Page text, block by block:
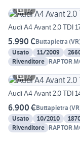
12
Audi A4 Avant 2.0 TDI
5.990 €Buttapietra (VR
Usato
11/2009
Rivenditore RAPTOR
12
Audi A4 Avant 2.0 TDI
6.900 €Buttapietra (VR
Usato
10/2010
Rivenditore RAPTOR